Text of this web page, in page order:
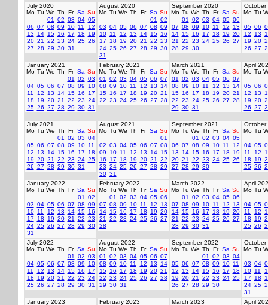
July 2020
Mo Tu We Th Fr Sa Su
01
02 03 04 05
06 07 08 09 10 11
12
13
14 15 16 17 18
19
20 21 22 23 24 25 26
27 28 29 30 31
August 2020
Mo Tu We Th Fr Sa Su
01
02
03 04 05 06 07 08 09
10 11 12 13 14 15 16
17
18 19 20 21 22 23
24 25 26 27 28 29 30
31
September 2020
Mo Tu We Th Fr Sa Su
01
02 03 04 05 06
07 08 09 10 11 12
13
14 15 16 17 18 19 20
21
22 23 24 25 26 27
28 29 30
October
Mo Tu
05 06
12
13
19 20
26 27
January 2021
Mo Tu We Th Fr Sa Su
01
02 03
04 05 06 07 08 09
10
11
12 13 14 15 16
17
18
19 20 21 22 23 24
25 26 27 28 29 30 31
February 2021
Mo Tu We Th Fr Sa Su
01
02 03 04 05 06 07
08 09 10 11 12 13
14
15 16 17 18 19 20 21
22 23 24 25 26 27 28
March 2021
Mo Tu We Th Fr Sa Su
01
02 03 04 05 06 07
08 09 10 11 12 13
14
15 16 17 18 19 20 21
22 23 24 25 26 27 28
29 30 31
April
Mo Tu
05 06
12
13
19 20
26 27
July 2021
Mo Tu We Th Fr Sa Su
01
02 03 04
05 06 07 08 09 10 11
12
13 14 15 16 17
18
19 20 21 22 23 24 25
26 27 28 29 30 31
August 2021
Mo Tu We Th Fr Sa Su
01
02 03 04 05 06 07 08
09
10 11 12 13 14 15
16
17 18 19 20 21
22
23 24 25 26 27 28 29
30 31
September 2021
Mo Tu We Th Fr Sa Su
01
02 03 04 05
06 07 08 09 10 11
12
13
14 15 16 17 18
19
20 21 22 23 24 25 26
27 28 29 30
October
Mo Tu
04 05
11
12
18
19
25 26
January 2022
Mo Tu We Th Fr Sa Su
01
02
03 04 05 06 07 08 09
10 11 12 13 14 15 16
17
18 19 20 21 22 23
24 25 26 27 28 29 30
31
February 2022
Mo Tu We Th Fr Sa Su
01
02 03 04 05 06
07 08 09 10 11 12
13
14 15 16 17 18 19 20
21
22 23 24 25 26 27
28
March 2022
Mo Tu We Th Fr Sa Su
01
02 03 04 05 06
07 08 09 10 11 12
13
14 15 16 17 18 19 20
21
22 23 24 25 26 27
28 29 30 31
April
Mo Tu
04 05
11
12
18
19
25 26
July 2022
Mo Tu We Th Fr Sa Su
01
02 03
04 05 06 07 08 09
10
11
12 13 14 15 16
17
18
19 20 21 22 23 24
25 26 27 28 29 30 31
August 2022
Mo Tu We Th Fr Sa Su
01
02 03 04 05 06 07
08 09 10 11 12 13
14
15 16 17 18 19 20 21
22 23 24 25 26 27 28
29 30 31
September 2022
Mo Tu We Th Fr Sa Su
01
02 03 04
05 06 07 08 09 10 11
12
13 14 15 16 17
18
19 20 21 22 23 24 25
26 27 28 29 30
October
Mo Tu
03 04
10 11
17
18
24 25
31
January 2023
February 2023
March 2023
April